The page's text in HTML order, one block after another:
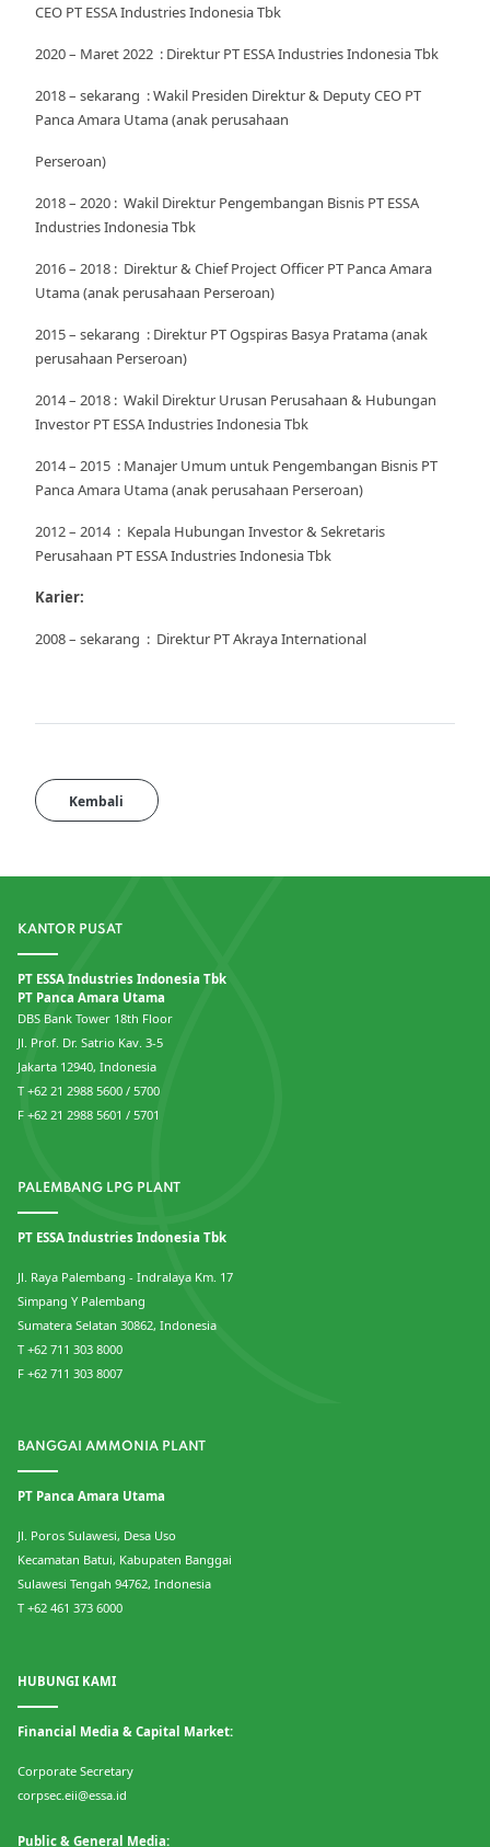
CEO PT ESSA Industries Indonesia Tbk
2020 – Maret 2022 : Direktur PT ESSA Industries Indonesia Tbk
2018 – sekarang : Wakil Presiden Direktur & Deputy CEO PT
Panca Amara Utama (anak perusahaan
Perseroan)
2018 – 2020 : Wakil Direktur Pengembangan Bisnis PT ESSA
Industries Indonesia Tbk
2016 – 2018 : Direktur & Chief Project Officer PT Panca Amara
Utama (anak perusahaan Perseroan)
2015 – sekarang : Direktur PT Ogspiras Basya Pratama (anak
perusahaan Perseroan)
2014 – 2018 : Wakil Direktur Urusan Perusahaan & Hubungan
Investor PT ESSA Industries Indonesia Tbk
2014 – 2015 : Manajer Umum untuk Pengembangan Bisnis PT
Panca Amara Utama (anak perusahaan Perseroan)
2012 – 2014 : Kepala Hubungan Investor & Sekretaris
Perusahaan PT ESSA Industries Indonesia Tbk
Karier:
2008 – sekarang : Direktur PT Akraya International
Kembali
KANTOR PUSAT
PT ESSA Industries Indonesia Tbk
PT Panca Amara Utama
DBS Bank Tower 18th Floor
Jl. Prof. Dr. Satrio Kav. 3-5
Jakarta 12940, Indonesia
T +62 21 2988 5600 / 5700
F +62 21 2988 5601 / 5701
PALEMBANG LPG PLANT
PT ESSA Industries Indonesia Tbk
Jl. Raya Palembang - Indralaya Km. 17
Simpang Y Palembang
Sumatera Selatan 30862, Indonesia
T +62 711 303 8000
F +62 711 303 8007
BANGGAI AMMONIA PLANT
PT Panca Amara Utama
Jl. Poros Sulawesi, Desa Uso
Kecamatan Batui, Kabupaten Banggai
Sulawesi Tengah 94762, Indonesia
T +62 461 373 6000
HUBUNGI KAMI
Financial Media & Capital Market:
Corporate Secretary
corpsec.eii@essa.id
Public & General Media: